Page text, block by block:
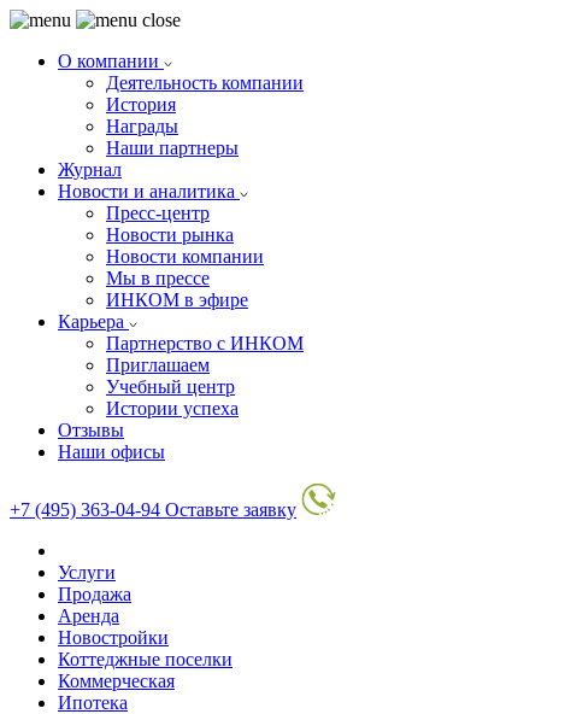
О компании
Деятельность компании
История
Награды
Наши партнеры
Журнал
Новости и аналитика
Пресс-центр
Новости рынка
Новости компании
Мы в прессе
ИНКОМ в эфире
Карьера
Партнерство с ИНКОМ
Приглашаем
Учебный центр
Истории успеха
Отзывы
Наши офисы
+7 (495) 363-04-94 Оставьте заявку
Услуги
Продажа
Аренда
Новостройки
Коттеджные поселки
Коммерческая
Ипотека